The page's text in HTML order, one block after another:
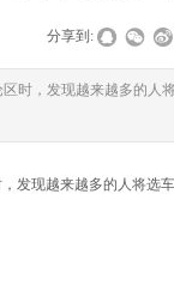
分享到:
时，发现越来越多的
发现越来越多的人将